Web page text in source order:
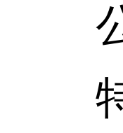
公
特